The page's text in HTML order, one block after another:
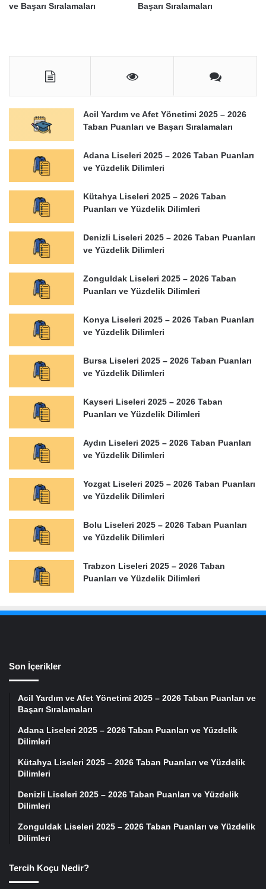
ve Başarı Sıralamaları
Başarı Sıralamaları
Acil Yardım ve Afet Yönetimi 2025 – 2026
Taban Puanları ve Başarı Sıralamaları
Adana Liseleri 2025 – 2026 Taban Puanları
ve Yüzdelik Dilimleri
Kütahya Liseleri 2025 – 2026 Taban
Puanları ve Yüzdelik Dilimleri
Denizli Liseleri 2025 – 2026 Taban Puanları
ve Yüzdelik Dilimleri
Zonguldak Liseleri 2025 – 2026 Taban
Puanları ve Yüzdelik Dilimleri
Konya Liseleri 2025 – 2026 Taban Puanları
ve Yüzdelik Dilimleri
Bursa Liseleri 2025 – 2026 Taban Puanları
ve Yüzdelik Dilimleri
Kayseri Liseleri 2025 – 2026 Taban
Puanları ve Yüzdelik Dilimleri
Aydın Liseleri 2025 – 2026 Taban Puanları
ve Yüzdelik Dilimleri
Yozgat Liseleri 2025 – 2026 Taban Puanları
ve Yüzdelik Dilimleri
Bolu Liseleri 2025 – 2026 Taban Puanları
ve Yüzdelik Dilimleri
Trabzon Liseleri 2025 – 2026 Taban
Puanları ve Yüzdelik Dilimleri
Son İçerikler
Acil Yardım ve Afet Yönetimi 2025 – 2026 Taban Puanları ve
Başarı Sıralamaları
Adana Liseleri 2025 – 2026 Taban Puanları ve Yüzdelik
Dilimleri
Kütahya Liseleri 2025 – 2026 Taban Puanları ve Yüzdelik
Dilimleri
Denizli Liseleri 2025 – 2026 Taban Puanları ve Yüzdelik
Dilimleri
Zonguldak Liseleri 2025 – 2026 Taban Puanları ve Yüzdelik
Dilimleri
Tercih Koçu Nedir?